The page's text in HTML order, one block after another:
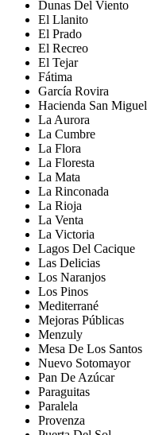
Dunas Del Viento
El Llanito
El Prado
El Recreo
El Tejar
Fátima
García Rovira
Hacienda San Miguel
La Aurora
La Cumbre
La Flora
La Floresta
La Mata
La Rinconada
La Rioja
La Venta
La Victoria
Lagos Del Cacique
Las Delicias
Los Naranjos
Los Pinos
Mediterrané
Mejoras Públicas
Menzuly
Mesa De Los Santos
Nuevo Sotomayor
Pan De Azúcar
Paraguitas
Paralela
Provenza